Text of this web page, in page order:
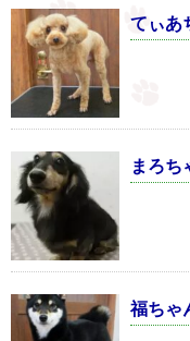
てぃあ
まろち
福ちゃ